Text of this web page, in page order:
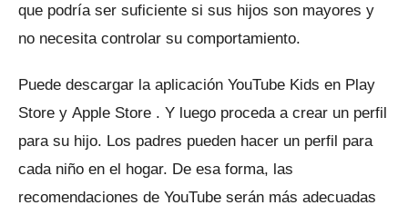
que podría ser suficiente si sus hijos son mayores y
no necesita controlar su comportamiento.
Puede descargar la aplicación YouTube Kids en Play
Store y Apple Store . Y luego proceda a crear un perfil
para su hijo. Los padres pueden hacer un perfil para
cada niño en el hogar. De esa forma, las
recomendaciones de YouTube serán más adecuadas